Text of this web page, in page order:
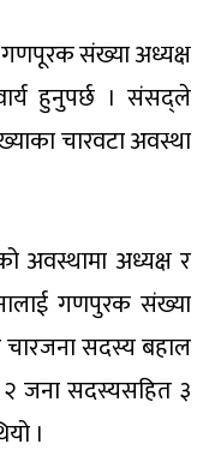
संख्या अध्यक्ष
हुनुपर्छ । संसद्ले
चारवटा अवस्था
अवस्थामा अध्यक्ष र
गणपुरक संख्या
चारजना सदस्य बहाल
२ जना सदस्यसहित ३
।